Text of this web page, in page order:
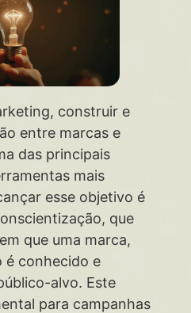
construir e
entre marcas e
das principais
mais
esse objetivo é
que
que uma marca,
é conhecido e
alvo. Este
para campanhas